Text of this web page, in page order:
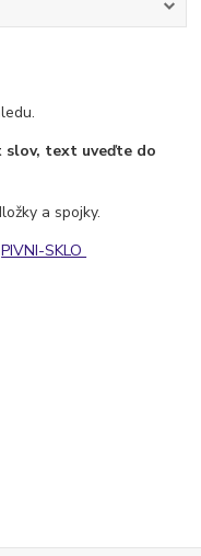
slov, text uveďte do
a spojky.
PIVNI-SKLO